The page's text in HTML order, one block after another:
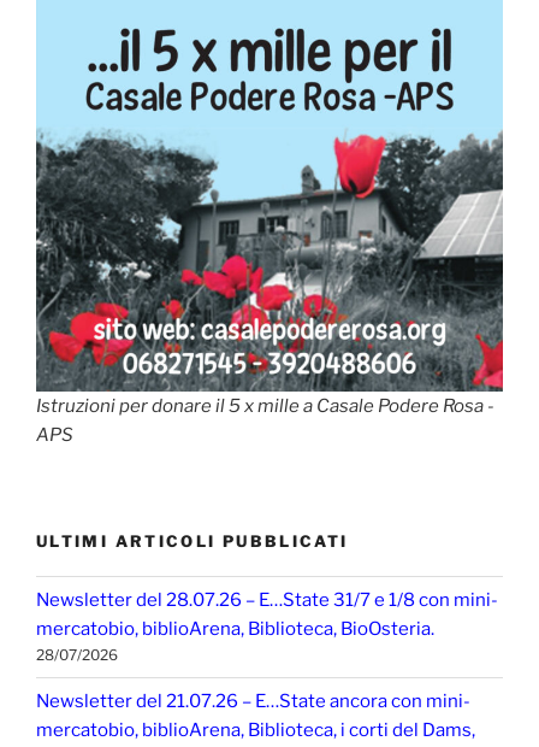
Istruzioni per donare il 5 x mille a Casale Podere Rosa -
APS
ULTIMI ARTICOLI PUBBLICATI
Newsletter del 28.07.26 – E…State 31/7 e 1/8 con mini-
mercatobio, biblioArena, Biblioteca, BioOsteria.
28/07/2026
Newsletter del 21.07.26 – E…State ancora con mini-
mercatobio, biblioArena, Biblioteca, i corti del Dams,